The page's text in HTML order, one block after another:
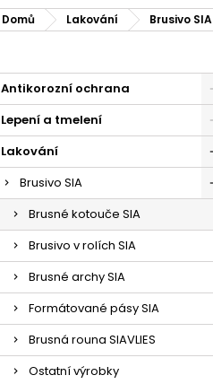
Domů Lakování Brusivo SIA
Antikorozní ochrana
Lepení a tmelení
Lakování
Brusivo SIA
Brusné kotouče SIA
Brusivo v rolích SIA
Brusné archy SIA
Formátované pásy SIA
Brusná rouna SIAVLIES
Ostatní výrobky